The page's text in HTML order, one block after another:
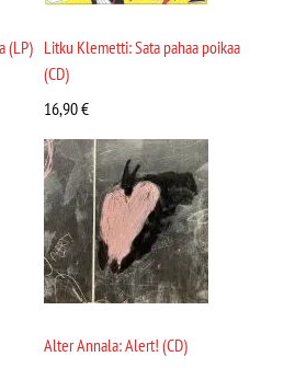
(LP) Litku Klemetti: Sata pahaa poikaa
(CD)
16,90€
Alter Annala: Alert! (CD)